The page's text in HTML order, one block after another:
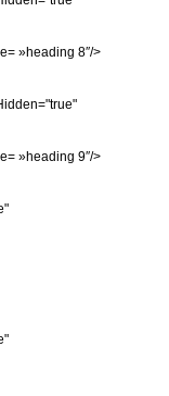
»heading 8″/>
»heading 9″/>